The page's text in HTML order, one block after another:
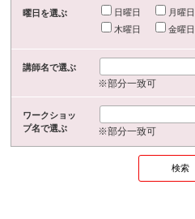
曜日を選ぶ 日曜日 月曜日
木曜日
金曜日
講師名で選ぶ
※部分一致可
ワークショッ
プ名で選ぶ
※部分一致可